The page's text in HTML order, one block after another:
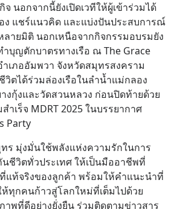
นอกจากนี้ยังเปิดเวทีให้ผู้เข้าร่วมได้
ง แชร์แนวคิด และแบ่งปันประสบการณ์
ายมิติ นอกเหนือจากกิจกรรมอบรมยัง
ำบุญตักบาตรทางเรือ ณ The Grace
เภออัมพวา จังหวัดสมุทรสงคราม
ตได้ร่วมล่องเรือในลำน้ำแม่กลอง
กุ้งและวัดสวนหลวง ก่อนปิดท้ายด้วย
ำเร็จ MDRT 2025 ในบรรยากาศ
Party
ทร มุ่งมั่นใช้พลังแห่งความรักในการ
ชีวิตทั่วประเทศ ให้เป็นมืออาชีพที่
แท้จริงของลูกค้า พร้อมให้คำแนะนำที่
ทุกคนก้าวสู่โลกใหม่ที่เต็มไปด้วย
พที่ดีอย่างยั่งยืน ร่วมติดตามข่าวสาร